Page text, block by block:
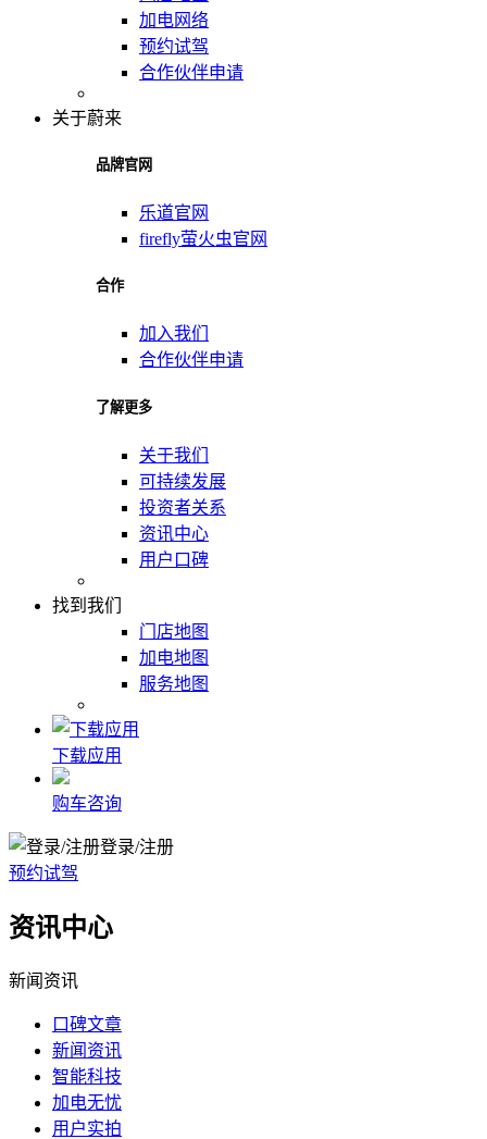
加电网络
预约试驾
合作伙伴申请
关于蔚来
品牌官网
乐道官网
firefly萤火虫官网
合作
加入我们
合作伙伴申请
了解更多
关于我们
可持续发展
投资者关系
资讯中心
用户口碑
找到我们
门店地图
加电地图
服务地图
下载应用
购车咨询
登录/注册
预约试驾
资讯中心
新闻资讯
口碑文章
新闻资讯
智能科技
加电无忧
用户实拍